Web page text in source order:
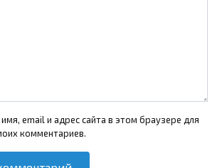
email и адрес сайта в этом браузере для
комментариев.